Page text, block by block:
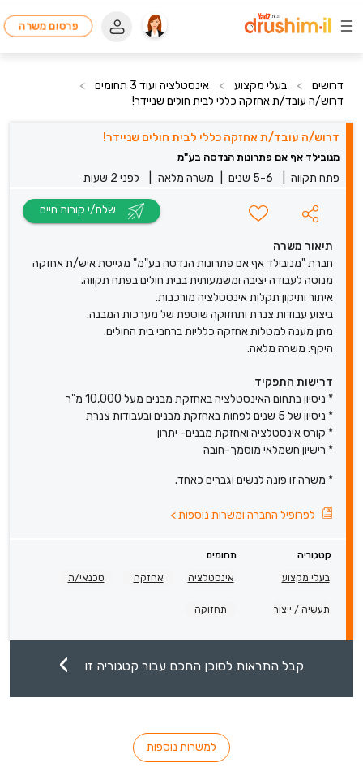
פרסום משרה
דרושים > בעלי מקצוע > אינסטלציה ועוד 3 תחומים
>
דרוש/ה עובד/ת אחזקה כללי לבית חולים שניידר!
דרוש/ה עובד/ת אחזקה כללי לבית חולים שניידר!
מנובילד אף אם פתרונות הנדסה בע"מ
פתח תקווה 5-6 שנים משרה מלאה לפני 2 שעות
תיאור משרה
חברת "מנובילד אף אם פתרונות הנדסה בע"מ" מגייסת איש/ת אחזקה
מנוסה לעבודה יציבה ומשמעותית בבית חולים בפתח תקווה.
איתור ותיקון תקלות אינסטלציה מורכבות.
ביצוע עבודות צנרת ותחזוקה שוטפת של מערכות המבנה.
מתן מענה למטלות אחזקה כלליות ברחבי בית החולים.
היקף: משרה מלאה.
דרישות התפקיד
* ניסיון בתחום האינסטלציה באחזקת מבנים מעל 10,000 מ"ר
* ניסיון של 5 שנים לפחות באחזקת מבנים ובעבודות צנרת
* קורס אינסטלציה ואחזקת מבנים- יתרון
* רישיון חשמלאי מוסמך-חובה
* משרה זו פונה לנשים וגברים כאחד.
לפרופיל החברה ומשרות נוספות>
קטגוריה
תחומים
בעלי מקצוע
אינסטלציה אחזקה טכנאי/ת
תעשיה / ייצור תחזוקה
קבל התראות לסוכן החכם עבור קטגוריה זו
למשרות נוספות